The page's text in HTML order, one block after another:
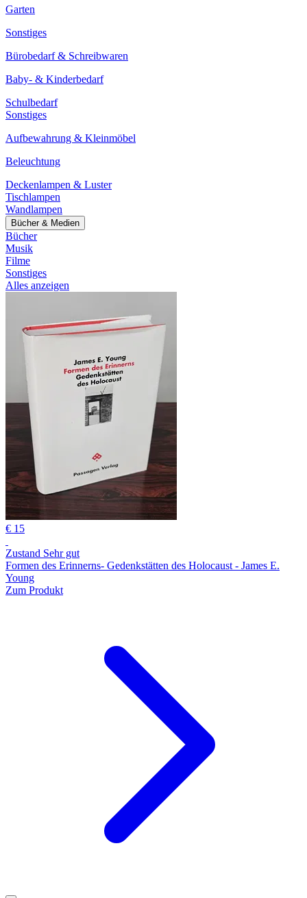
Garten
Sonstiges
Bürobedarf & Schreibwaren
Baby- & Kinderbedarf
Schulbedarf
Sonstiges
Aufbewahrung & Kleinmöbel
Beleuchtung
Deckenlampen & Luster
Tischlampen
Wandlampen
Bücher & Medien
Bücher
Musik
Filme
Sonstiges
Alles anzeigen
€ 15
Zustand Sehr gut
Formen des Erinnerns- Gedenkstätten des Holocaust - James E.
Young
Zum Produkt